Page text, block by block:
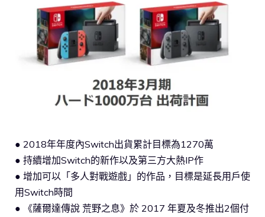
● 2018年年度內Switch出貨累計目標為1270萬
● 持續增加Switch的新作以及第三方大熱IP作
● 增加可以「多人對戰遊戲」的作品，目標是延長用戶使
用Switch時間
● 《薩爾達傳說 荒野之息》於 2017 年夏及冬推出2個付